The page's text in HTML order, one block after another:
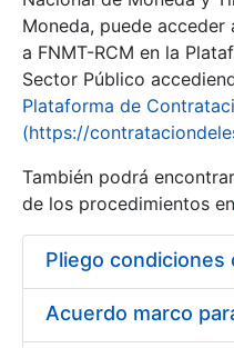
Moneda, puede
a FNMT-RCM en la
Sector Público
Plataforma de
(https://
También podrá
de los procedimientos en